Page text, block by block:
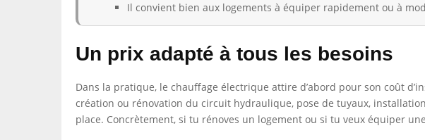
Il convient bien aux logements à équiper rapidement ou à
Un prix adapté à tous les besoins
Dans la pratique, le chauffage électrique attire d’abord pour son coût
création ou rénovation du circuit hydraulique, pose de tuyaux,
place. Concrètement, si tu rénoves un logement ou si tu veux équiper